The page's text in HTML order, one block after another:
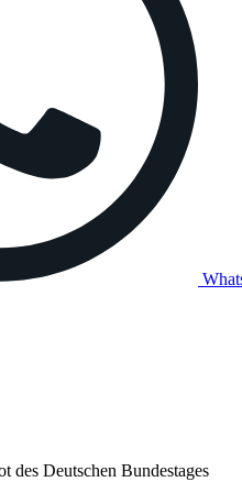
des Deutschen Bundestages